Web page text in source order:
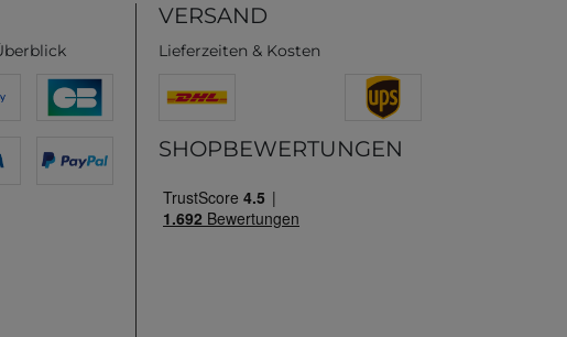
VERSAND
Lieferzeiten & Kosten
SHOPBEWERTUNGEN